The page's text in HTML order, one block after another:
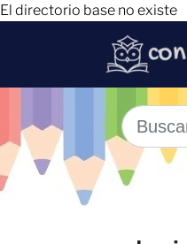
El directorio base no existe